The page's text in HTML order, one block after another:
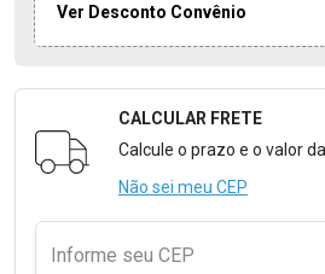
Ver Desconto Convênio
Formulário para Calcular
CALCULAR FRETE
Calcule o prazo e o valor
Não sei meu CEP
Informe seu CEP